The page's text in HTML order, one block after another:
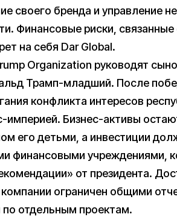
своего бренда и управление
Финансовые риски, связанные
на себя Dar Global.
Organization руководят
Трамп-младший. После
конфликта интересов
империей. Бизнес-активы
его детьми, а инвестиции
финансовыми учреждениями,
от президента.
ограничен общими
по отдельным проектам.